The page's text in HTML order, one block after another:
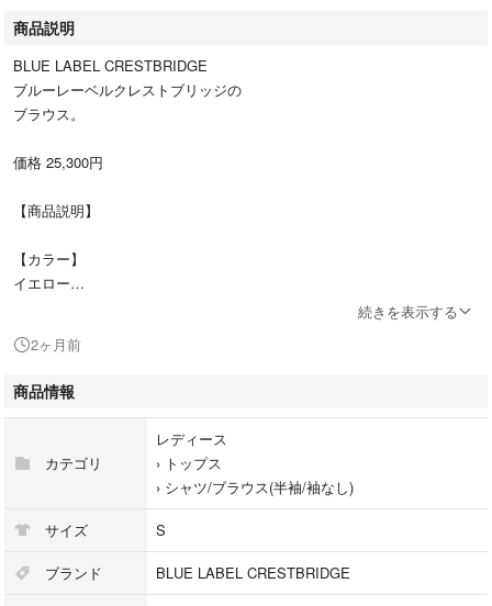
商品説明
BLUE LABEL CRESTBRIDGE
ブルーレーベルクレストブリッジの
ブラウス。
価格 25,300円
【商品説明】
【カラー】
イエロー
着丈57.5 身幅49.5 肩幅36 袖丈11
神経質な方はお控え下さい。
#カットソー
続きを表示する
2ヶ月前
商品情報
カテゴリ
レディース
› トップス
› シャツ/ブラウス(半袖/袖なし)
サイズ S
ブランド BLUE LABEL CRESTBRIDGE